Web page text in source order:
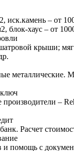
иск.камень – от
блок-хаус – от
крыши;
металлические.
–
Расчет
и помощь с